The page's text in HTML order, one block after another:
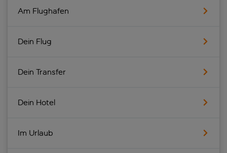
Am Flughafen
Dein Flug
Dein Transfer
Dein Hotel
Im Urlaub